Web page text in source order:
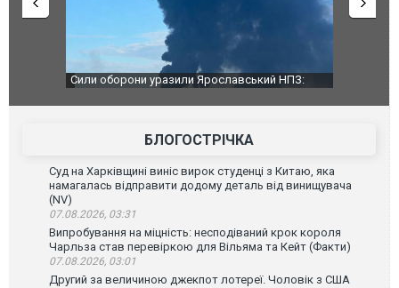
Сили оборони уразили Ярославський НПЗ:
атаку. ВІДЕО
Неймар
БЛОГОСТРІЧКА
Суд на Харківщині виніс вирок студенці з Китаю, яка
намагалась відправити додому деталь від винищувача
(NV)
07.08.2026, 03:31
Випробування на міцність: несподіваний крок короля
Чарльза став перевіркою для Вільяма та Кейт (Факти)
07.08.2026, 03:01
Другий за величиною джекпот лотереї. Чоловік з США